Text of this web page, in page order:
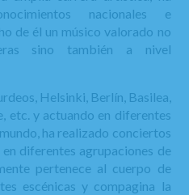
nacionales e
de él un músico valorado no
sino también a nivel
Helsinki, Berlín, Basilea,
etc. y actuando en diferentes
ha realizado conciertos
diferentes agrupaciones de
pertenece al cuerpo de
escénicas y compagina la